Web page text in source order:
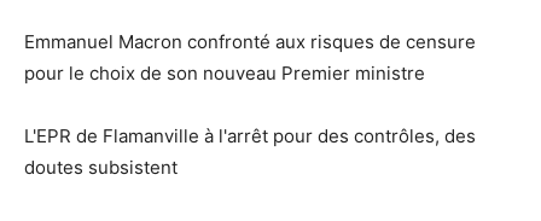
Emmanuel Macron confronté aux risques de censure
pour le choix de son nouveau Premier ministre
L'EPR de Flamanville à l'arrêt pour des contrôles, des
doutes subsistent